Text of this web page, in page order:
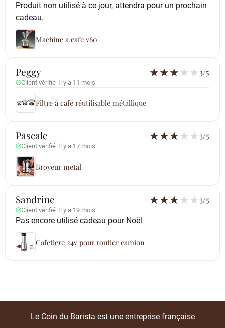
Produit non utilisé à ce jour, attendra pour un prochain
cadeau.
Machine a cafe v60
Peggy
Client vérifié· Il y a 11 mois
★★★★ ★3/5
Filtre à café réutilisable métallique
Pascale
Client vérifié· Il y a 17 mois
★★★★ ★3/5
Broyeur metal
Sandrine
Client vérifié· Il y a 19 mois
★★★★ ★3/5
Pas encore utilisé cadeau pour Noël
Cafetiere 24v pour routier camion
Le Coin du Barista est une entreprise française